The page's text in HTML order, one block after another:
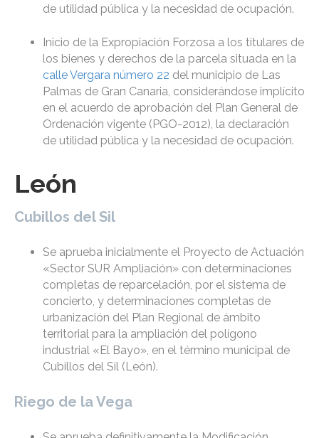
de utilidad pública y la necesidad de ocupación.
Inicio de la Expropiación Forzosa a los titulares de
los bienes y derechos de la parcela situada en la
calle Vergara número 22 del municipio de Las
Palmas de Gran Canaria, considerándose implícito
en el acuerdo de aprobación del Plan General de
Ordenación vigente (PGO-2012), la declaración
de utilidad pública y la necesidad de ocupación.
León
Cubillos del Sil
Se aprueba inicialmente el Proyecto de Actuación
«Sector SUR Ampliación» con determinaciones
completas de reparcelación, por el sistema de
concierto, y determinaciones completas de
urbanización del Plan Regional de ámbito
territorial para la ampliación del polígono
industrial «El Bayo», en el término municipal de
Cubillos del Sil (León).
Riego de la Vega